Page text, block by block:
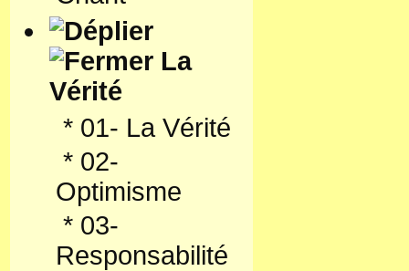
La
Vérité
* 01- La Vérité
* 02-
Optimisme
* 03-
Responsabilité